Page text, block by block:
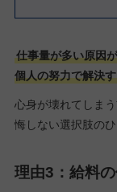
仕事量が多い原因
個人の努力で解決
心身が壊れてしま
悔しない選択肢の
理由3：給料